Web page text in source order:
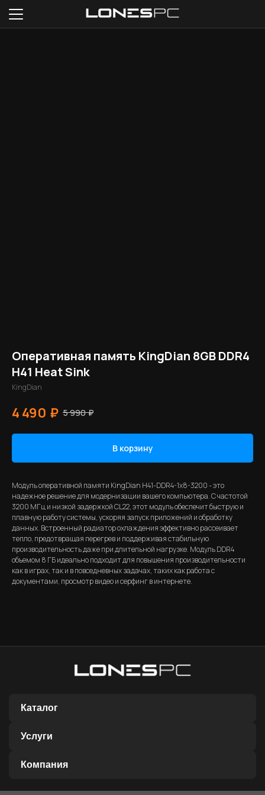
Оперативная память KingDian 8GB DDR4
H41 Heat Sink
KingDian
4 490 ₽ 5 990 ₽
В корзину
Модуль оперативной памяти KingDian H41-DDR4-1х8-3200 - это
надежное решение для модернизации вашего компьютера. С частотой
3200 МГц и низкой задержкой CL22, этот модуль обеспечит быструю и
плавную работу системы, ускоряя запуск приложений и обработку
данных. Встроенный радиатор охлаждения эффективно рассеивает
тепло, предотвращая перегрев и поддерживая стабильную
производительность даже при длительной нагрузке. Модуль DDR4
объемом 8 ГБ идеально подходит для повышения производительности
как в играх, так и в повседневных задачах, таких как работа с
документами, просмотр видео и серфинг в интернете.
Каталог
Услуги
Компания